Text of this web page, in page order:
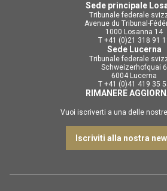
Sede principale
Tribunale federale
Avenue du Tribunal-
1000 Losanna 14
T +41 (0)21 318 91
Sede Lucerna
Tribunale federale
Schweizerhofquai 6
6004 Lucerna
T +41 (0)41 419 35
RIMANERE
Vuoi iscriverti a una delle
Iscriviti alla nostra